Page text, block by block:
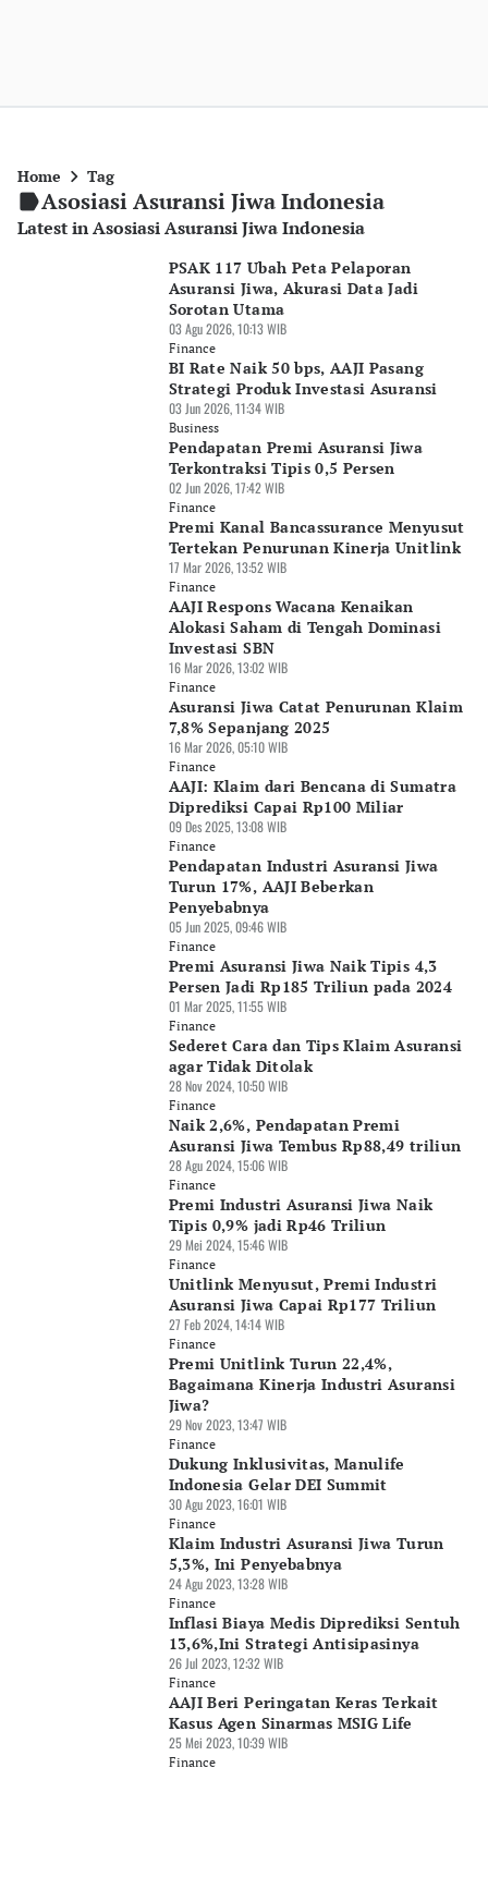
Home Tag
Asosiasi Asuransi Jiwa Indonesia
Latest in Asosiasi Asuransi Jiwa Indonesia
PSAK 117 Ubah Peta Pelaporan
Asuransi Jiwa, Akurasi Data Jadi
Sorotan Utama
03 Agu 2026, 10:13 WIB
Finance
BI Rate Naik 50 bps, AAJI Pasang
Strategi Produk Investasi Asuransi
03 Jun 2026, 11:34 WIB
Business
Pendapatan Premi Asuransi Jiwa
Terkontraksi Tipis 0,5 Persen
02 Jun 2026, 17:42 WIB
Finance
Premi Kanal Bancassurance Menyusut
Tertekan Penurunan Kinerja Unitlink
17 Mar 2026, 13:52 WIB
Finance
AAJI Respons Wacana Kenaikan
Alokasi Saham di Tengah Dominasi
Investasi SBN
16 Mar 2026, 13:02 WIB
Finance
Asuransi Jiwa Catat Penurunan Klaim
7,8% Sepanjang 2025
16 Mar 2026, 05:10 WIB
Finance
AAJI: Klaim dari Bencana di Sumatra
Diprediksi Capai Rp100 Miliar
09 Des 2025, 13:08 WIB
Finance
Pendapatan Industri Asuransi Jiwa
Turun 17%, AAJI Beberkan
Penyebabnya
05 Jun 2025, 09:46 WIB
Finance
Premi Asuransi Jiwa Naik Tipis 4,3
Persen Jadi Rp185 Triliun pada 2024
01 Mar 2025, 11:55 WIB
Finance
Sederet Cara dan Tips Klaim Asuransi
agar Tidak Ditolak
28 Nov 2024, 10:50 WIB
Finance
Naik 2,6%, Pendapatan Premi
Asuransi Jiwa Tembus Rp88,49 triliun
28 Agu 2024, 15:06 WIB
Finance
Premi Industri Asuransi Jiwa Naik
Tipis 0,9% jadi Rp46 Triliun
29 Mei 2024, 15:46 WIB
Finance
Unitlink Menyusut, Premi Industri
Asuransi Jiwa Capai Rp177 Triliun
27 Feb 2024, 14:14 WIB
Finance
Premi Unitlink Turun 22,4%,
Bagaimana Kinerja Industri Asuransi
Jiwa?
29 Nov 2023, 13:47 WIB
Finance
Dukung Inklusivitas, Manulife
Indonesia Gelar DEI Summit
30 Agu 2023, 16:01 WIB
Finance
Klaim Industri Asuransi Jiwa Turun
5,3%, Ini Penyebabnya
24 Agu 2023, 13:28 WIB
Finance
Inflasi Biaya Medis Diprediksi Sentuh
13,6%,Ini Strategi Antisipasinya
26 Jul 2023, 12:32 WIB
Finance
AAJI Beri Peringatan Keras Terkait
Kasus Agen Sinarmas MSIG Life
25 Mei 2023, 10:39 WIB
Finance